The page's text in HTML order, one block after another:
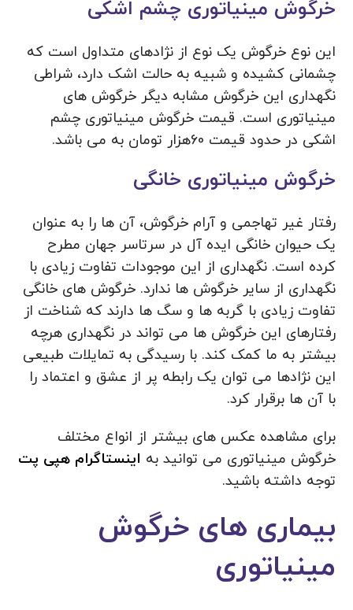
خرگوش مینیاتوری چشم اشکی
این نوع خرگوش یک نوع از نژادهای متداول است که
چشمانی کشیده و شبیه به حالت اشک دارد، شراطی
نگهداری این خرگوش مشابه دیگر خرگوش های
مینیاتوری است. قیمت خرگوش مینیاتوری چشم
اشکی در حدود قیمت 60هزار تومان به می باشد.
خرگوش مینیاتوری خانگی
رفتار غیر تهاجمی و آرام خرگوش، آن ها را به عنوان
یک حیوان خانگی ایده آل در سرتاسر جهان مطرح
کرده است. نگهداری از این موجودات تفاوت زیادی با
نگهداری از سایر خرگوش ها ندارد. خرگوش های خانگی
تفاوت زیادی با گربه ها و سگ ها دارند که شناخت از
رفتارهای این خرگوش ها می تواند در نگهداری هرچه
بیشتر به ما کمک کند. با رسیدگی به تمایلات طبیعی
این نژادها می توان یک رابطه پر از عشق و اعتماد را
با آن ها برقرار کرد.
برای مشاهده عکس های بیشتر از انواع مختلف
خرگوش مینیاتوری می توانید به اینستاگرام هپی پت
توجه داشته باشید.
بیماری های خرگوش
مینیاتوری